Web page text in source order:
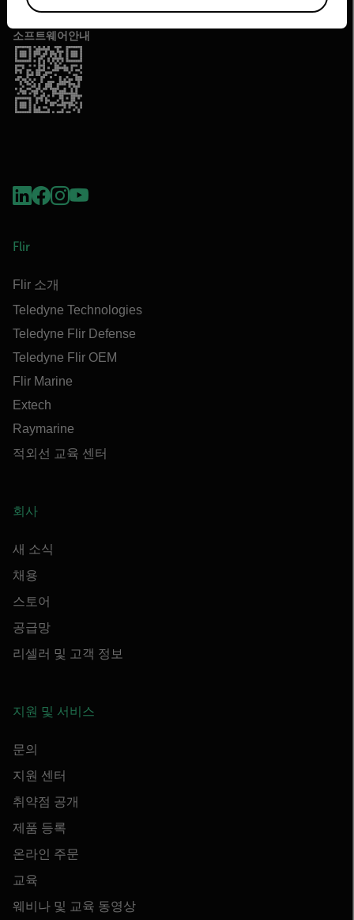
소프트웨어안내
Flir
Flir 소개
Teledyne Technologies
Teledyne Flir Defense
Teledyne Flir OEM
Flir Marine
Extech
Raymarine
적외선 교육 센터
회사
새 소식
채용
스토어
공급망
리셀러 및 고객 정보
지원 및 서비스
문의
지원 센터
취약점 공개
제품 등록
온라인 주문
교육
웨비나 및 교육 동영상